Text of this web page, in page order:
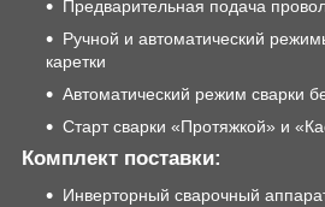
Предварительная подача
Ручной и автоматический
каретки
Автоматический режим сварки
Старт сварки «Протяжкой» и
Комплект поставки:
Инверторный сварочный